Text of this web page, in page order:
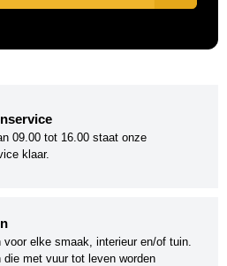
09.00 tot 16.00 staat onze
klaar.
elke smaak, interieur en/of tuin.
met vuur tot leven worden